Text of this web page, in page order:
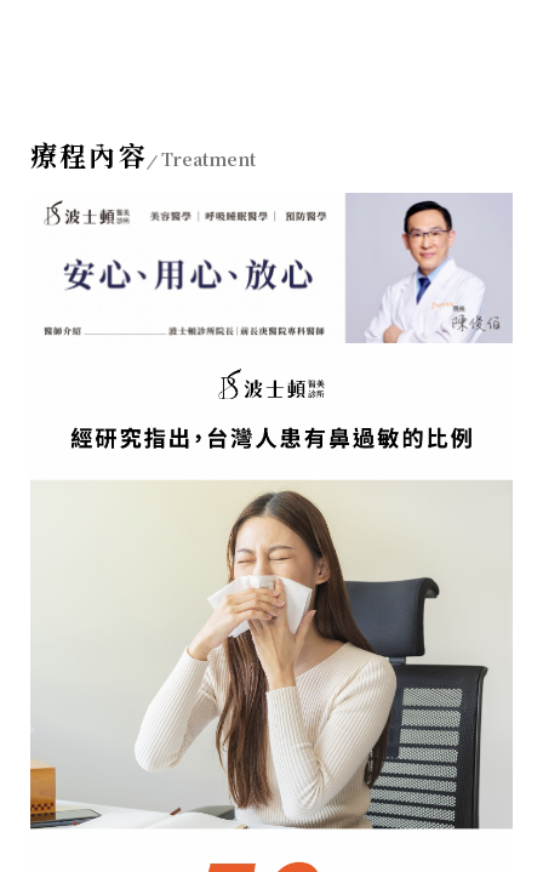
療程內容 Treatment